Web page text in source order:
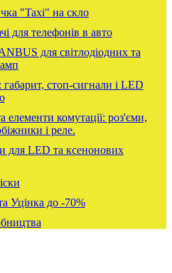
"Taxi" на скло
для телефонів в авто
для світлодіодних та
габарит, стоп-сигнали і LED
елементи комутації: роз'єми,
і реле.
для LED та ксенонових
Уцінка до -70%